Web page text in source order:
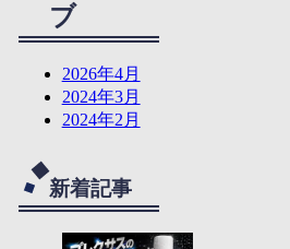
ブ
2026年4月
2024年3月
2024年2月
新着記事